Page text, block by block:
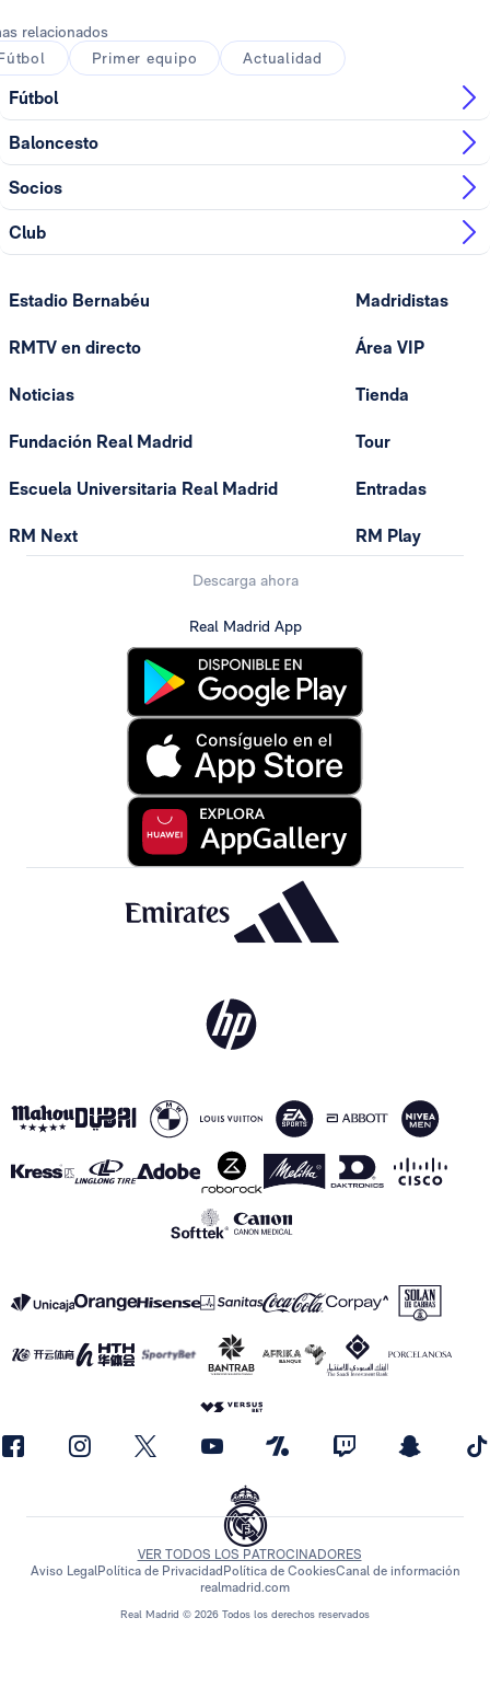
relacionados
Primer equipo Actualidad
Fútbol
Baloncesto
Socios
Club
Estadio Bernabéu
RMTV en directo
Noticias
Fundación Real Madrid
Escuela Universitaria Real Madrid
RM Next
Madridistas
Área VIP
Tienda
Tour
Entradas
RM Play
Descarga ahora
Real Madrid App
Real Madrid © 2026 Todos los derechos reservados
VER TODOS LOS PATROCINADORES
Aviso LegalPolítica de Privacidad Política de CookiesCanal de información
realmadrid.com